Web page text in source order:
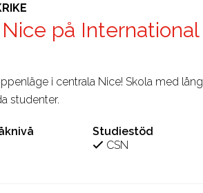
på International
i centrala Nice! Skola med lång
studenter.
Studiestöd
CSN